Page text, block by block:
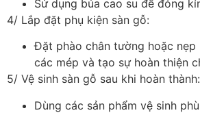
Sử dụng búa cao su để đóng
4/ Lắp đặt phụ kiện sàn gỗ:
Đặt phào chân tường hoặc
các mép và tạo sự hoàn thiện
5/ Vệ sinh sàn gỗ sau khi hoàn thành:
Dùng các sản phẩm vệ sinh